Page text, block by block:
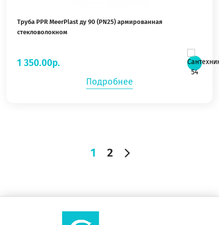
Труба PPR MeerPlast ду 90 (PN25) армированная
стекловолокном
1 350.00р.
Подробнее
1 2